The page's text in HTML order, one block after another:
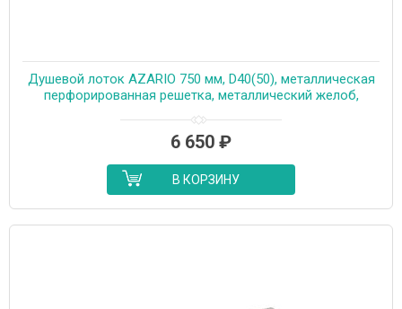
Душевой лоток AZARIO 750 мм, D40(50), металлическая
перфорированная решетка, металлический желоб,
6 650 ₽
В КОРЗИНУ